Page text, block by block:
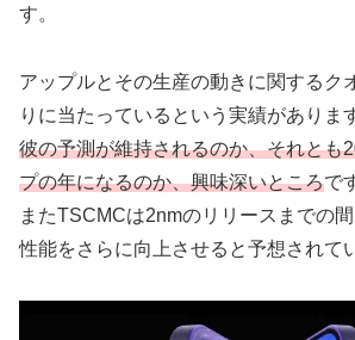
す。
アップルとその生産の動きに関するク
りに当たっているという実績がありま
彼の予測が維持されるのか、それとも
プの年になるのか、興味深いところで
またTSCMCは2nmのリリースまでの
性能をさらに向上させると予想されて